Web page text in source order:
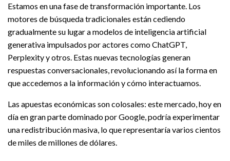
Estamos en una fase de transformación importante. Los
motores de búsqueda tradicionales están cediendo
gradualmente su lugar a modelos de inteligencia artificial
generativa impulsados por actores como ChatGPT,
Perplexity y otros. Estas nuevas tecnologías generan
respuestas conversacionales, revolucionando así la forma en
que accedemos a la información y cómo interactuamos.
Las apuestas económicas son colosales: este mercado, hoy en
día en gran parte dominado por Google, podría experimentar
una redistribución masiva, lo que representaría varios cientos
de miles de millones de dólares.